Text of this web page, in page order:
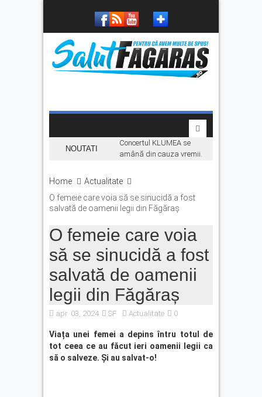
NOUTATI
Concertul KLUMEA se
amână din cauza vremii.
urcă pe scenă duminică
„Hoinari prin munți”, filmul
despre făgărășeanul Dinu
Mititeanu, se vede la
Cetatea Făgărașului,
înainte de premiera în
cinematografe
Ce facem în weekend la
Făgăraș? Muzică live, anii
’90 și distracție
Fonduri europene pentru
tinerii din Făgăraș.
vor să își transforme ideile
în proiecte
Home
Actualitate
O femeie care voia să se sinucidă a fost
salvată de oamenii legii din Făgăraș
O femeie care voia
să se sinucidă a fost
salvată de oamenii
legii din Făgăraș
apr. 03, 2024 SF Actualitate 0
Viața unei femei a depins întru totul de
tot ceea ce au făcut ieri oamenii legii ca
să o salveze. Și au salvat-o!